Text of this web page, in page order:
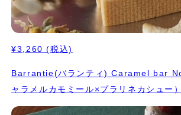
¥3,260 (税込)
Barrantie(バランティ) Caramel bar
ャラメルカモミール×プラリネカシュー）